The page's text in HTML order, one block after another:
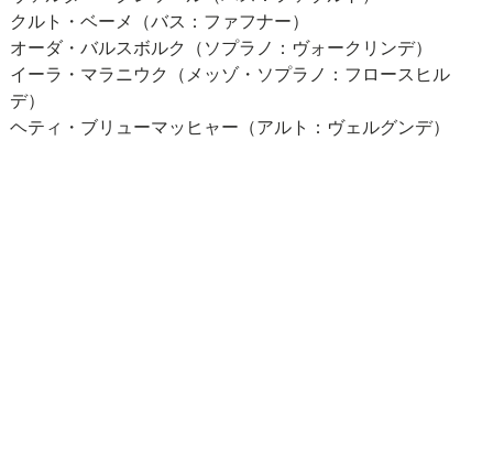
クルト・ベーメ（バス：ファフナー）
オーダ・バルスボルク（ソプラノ：ヴォークリンデ）
イーラ・マラニウク（メッゾ・ソプラノ：フロースヒル
デ）
ヘティ・ブリューマッヒャー（アルト：ヴェルグンデ）